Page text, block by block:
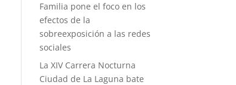
Familia pone el foco en los
efectos de la
sobreexposición a las redes
sociales
La XIV Carrera Nocturna
Ciudad de La Laguna bate